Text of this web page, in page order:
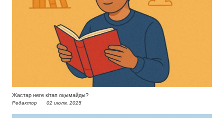
Жастар неге кітап оқымайды?
Редактор 02 июля, 2025